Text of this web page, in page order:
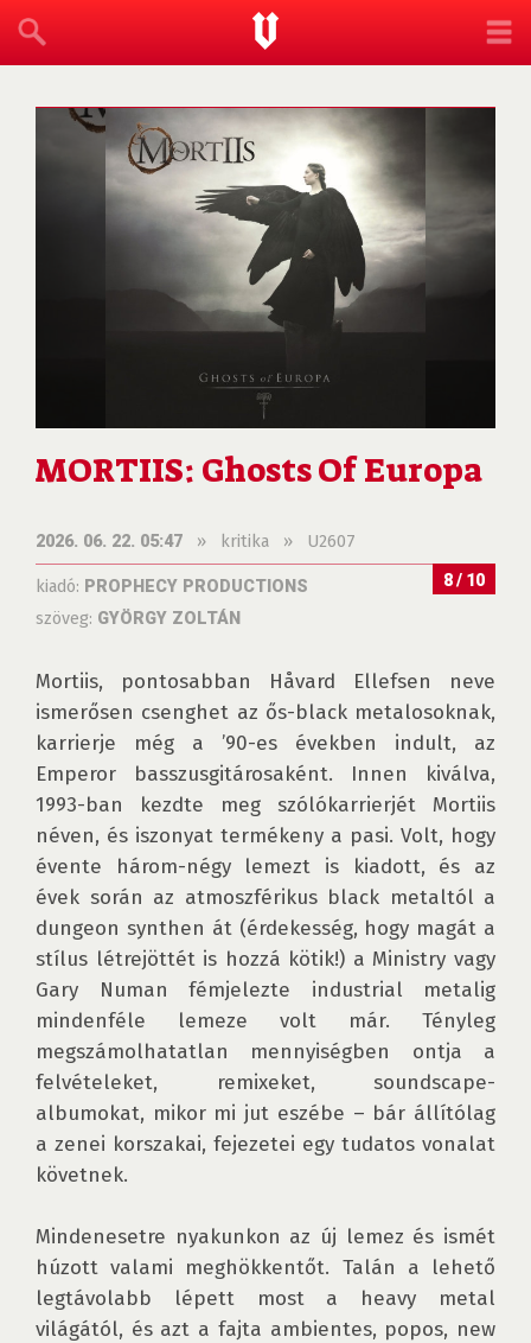
MORTIIS: Ghosts Of Europa
2026. 06. 22. 05:47 » kritika » U2607
8 / 10
kiadó: PROPHECY PRODUCTIONS
szöveg: GYÖRGY ZOLTÁN
Mortiis, pontosabban Håvard Ellefsen neve
ismerősen csenghet az ős-black metalosoknak,
karrierje még a ’90-es években indult, az
Emperor basszusgitárosaként. Innen kiválva,
1993-ban kezdte meg szólókarrierjét Mortiis
néven, és iszonyat termékeny a pasi. Volt, hogy
évente három-négy lemezt is kiadott, és az
évek során az atmoszférikus black metaltól a
dungeon synthen át (érdekesség, hogy magát a
stílus létrejöttét is hozzá kötik!) a Ministry vagy
Gary Numan fémjelezte industrial metalig
mindenféle lemeze volt már. Tényleg
megszámolhatatlan mennyiségben ontja a
felvételeket, remixeket, soundscape-
albumokat, mikor mi jut eszébe – bár állítólag
a zenei korszakai, fejezetei egy tudatos vonalat
követnek.
Mindenesetre nyakunkon az új lemez és ismét
húzott valami meghökkentőt. Talán a lehető
legtávolabb lépett most a heavy metal
világától, és azt a fajta ambientes, popos, new